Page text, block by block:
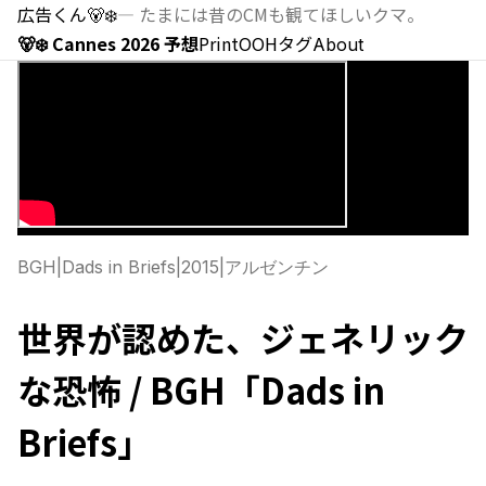
広告くん🐻‍❄️— たまには昔のCMも観てほしいクマ。
🐻‍❄️ Cannes 2026 予想PrintOOHタグAbout
BGH Dads in Briefs 2015 アルゼンチン
世界が認めた、ジェネリック
な恐怖 / BGH「Dads in
Briefs」